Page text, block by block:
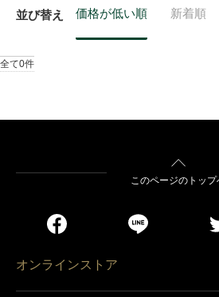
並び替え 価格が低い順 新着順
全て0件
このページのトップ
オンラインストア